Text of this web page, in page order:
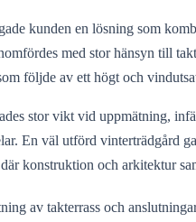
kunden en lösning som
med stor hänsyn till
följde av ett högt och
stor vikt vid uppmätning,
En väl utförd vinterträdgård
konstruktion och arkitektur
av takterrass och